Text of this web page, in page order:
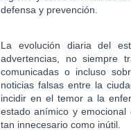
defensa y prevención.
La evolución diaria del
advertencias, no siempre
comunicadas o incluso
noticias falsas entre la
incidir en el temor a la
estado anímico y
tan innecesario como inútil.